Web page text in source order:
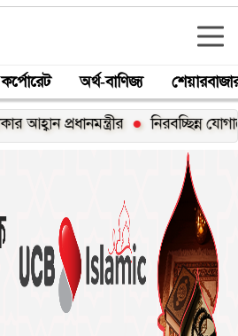
কর্পোরেট অর্থ-বাণিজ্য
নিরবচ্ছিন্ন যোগাযোগ ও ডিজিটাল সেবা